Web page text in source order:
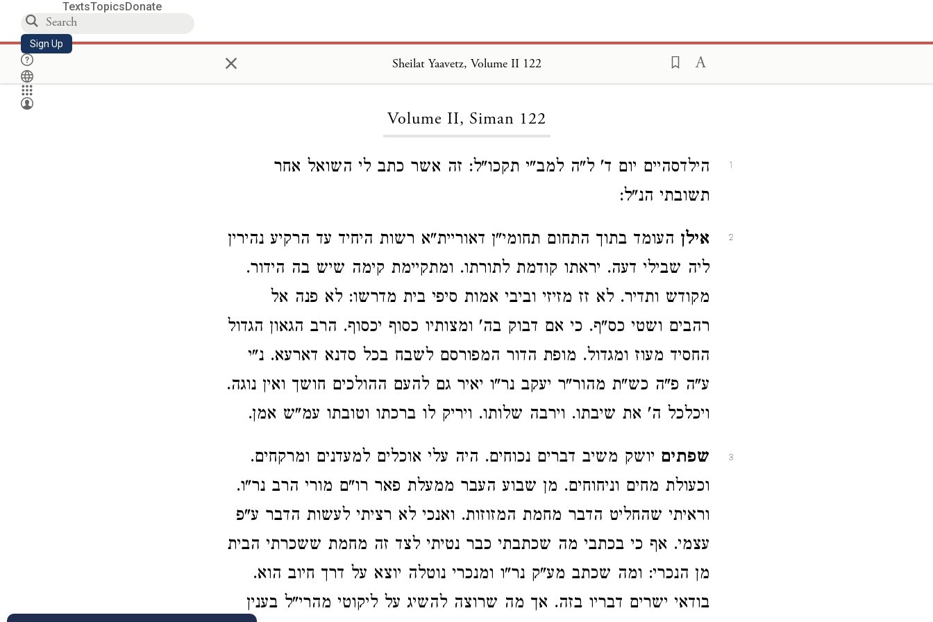
TextsTopicsDonate
Sign Up × Sheilat Yaavetz, Volume II 122
Volume II, Siman 122
1
הילדסהיים יום ד' ל"ה למב"י תקכו"ל: זה אשר כתב לי השואל אחר
תשובתי הנ"ל:
2 אילן העומד בתוך התחום תחומי"ן דאוריית"א רשות היחיד עד הרקיע נהירין
ליה שבילי דעה. יראתו קודמת לתורתו. ומתקיימת קימה שיש בה הידור.
מקודש ותדיר. לא זז מזיזי וביבי אמות סיפי בית מדרשו: לא פנה אל
רהבים ושטי כס"ף. כי אם דבוק בה' ומצותיו כסוף יכסוף. הרב הגאון הגדול
החסיד מעוז ומגדול. מופת הדור המפורסם לשבח בכל סדנא דארעא. נ"י
ע"ה פ"ה כש"ת מהור"ר יעקב נר"ו יאיר גם להעם ההולכים חושך ואין נוגה.
ויכלכל ה' את שיבתו. וירבה שלותו. ויריק לו ברכתו וטובתו עמ"ש אמן.
3 שפתים יושק משיב דברים נכוחים. היה עלי אוכלים למעדנים ומרקחים.
וכעולת מחים וניחוחים. מן שבוע העבר ממעלת פאר רו"ם מורי הרב נר"ו.
וראיתי שהחליט הדבר מחמת המזוזות. ואנכי לא רציתי לעשות הדבר ע"פ
עצמי. אף כי בכתבי מה שכתבתי כבר נטיתי לצד זה מחמת ששכרתי הבית
מן הנכרי: ומה שכתב מע"ק נר"ו ומנכרי נוטלה יוצא על דרך חיוב הוא.
בודאי ישרים דבריו בזה. אך מה שרוצה להשיג על ליקוטי מהרי"ל בענין